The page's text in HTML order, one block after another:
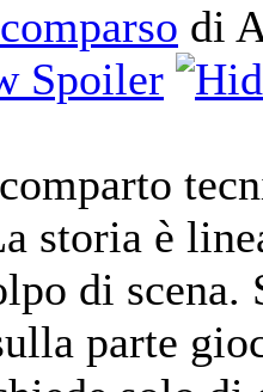
di
storia è
di scena.
parte